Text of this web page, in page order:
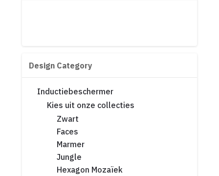
Design Category
Inductiebeschermer
Kies uit onze collecties
Zwart
Faces
Marmer
Jungle
Hexagon Mozaïek